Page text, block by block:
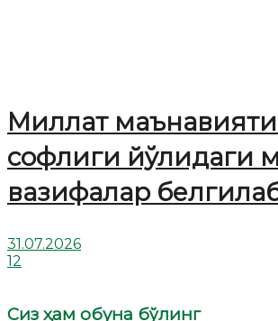
Миллат
софлиги йўлидаги
вазифалар
31.07.2026
12
Сиз ҳам обуна бўлинг